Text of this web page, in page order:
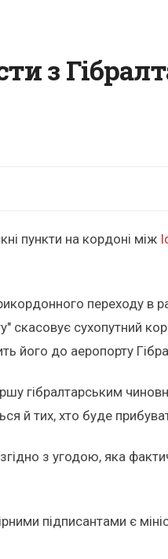
з
пункти на кордоні між
переходу
скасовує сухопутний
його до аеропорту
гібралтарським
й тих, хто буде
згідно з угодою, яка
підписантами є